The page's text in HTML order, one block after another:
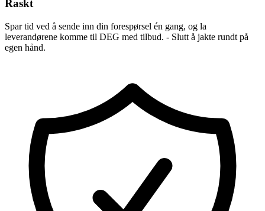
Raskt
Spar tid ved å sende inn din forespørsel én gang, og la
leverandørene komme til DEG med tilbud. - Slutt å jakte rundt på
egen hånd.